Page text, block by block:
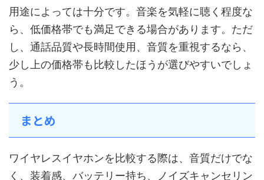
用途によっては十分です。音楽を気軽に聴く程度な
ら、低価格帯でも満足できる場合があります。ただ
し、通話品質や長時間使用、音質を重視するなら、
少し上の価格帯も比較したほうが選びやすいでしょ
う。
まとめ
ワイヤレスイヤホンを比較する際は、音質だけでな
く、装着感、バッテリー持ち、ノイズキャンセリン